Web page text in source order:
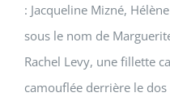
: Jacqueline Mizné,
sous le nom de
Rachel Levy, une fillette
camouflée derrière le